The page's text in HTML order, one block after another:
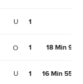
U 1
O 1 18 Min
U 1 16 Min